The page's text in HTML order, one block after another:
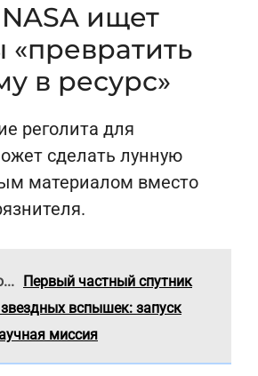
ищет
«превратить
в ресурс»
реголита для
сделать лунную
материалом вместо
Первый частный спутник
вспышек: запуск
миссия